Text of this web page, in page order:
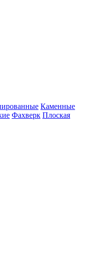
Каменные
Фахверк Плоская